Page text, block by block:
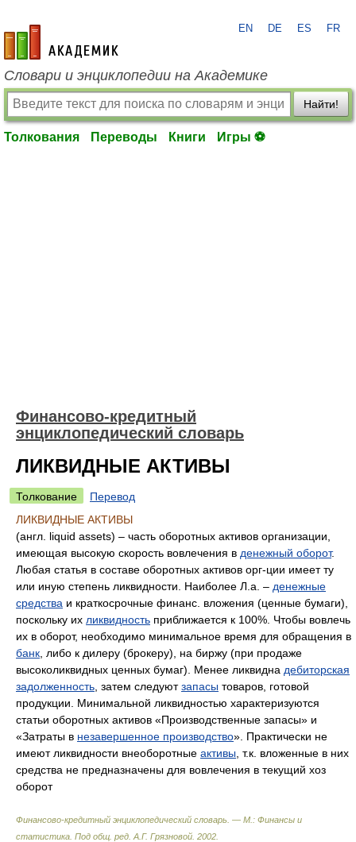
academic.ru
EN DE ES FR
Словари и энциклопедии на Академике
Найти!
Толкования Переводы Книги Игры ⚽
Финансово-кредитный
энциклопедический словарь
ЛИКВИДНЫЕ АКТИВЫ
Толкование
Перевод
ЛИКВИДНЫЕ АКТИВЫ
(англ. liquid assets) – часть оборотных активов организации,
имеющая высокую скорость вовлечения в денежный оборот.
Любая статья в составе оборотных активов орг-ции имеет ту
или иную степень ликвидности. Наиболее Л.а. – денежные
средства и краткосрочные финанс. вложения (ценные бумаги),
поскольку их ликвидность приближается к 100%. Чтобы вовлечь
их в оборот, необходимо минимальное время для обращения в
банк , либо к дилеру (брокеру), на биржу (при продаже
высоколиквидных ценных бумаг). Менее ликвидна дебиторская
задолженность , затем следуютзапасы товаров, готовой
продукции. Минимальной ликвидностью характеризуются
статьи оборотных активов «Производственные запасы» и
«Затраты в незавершенное производство». Практически не
имеют ликвидности внеоборотные активы , т.к. вложенные в них
средства не предназначены для вовлечения в текущий хоз
оборот
Финансово-кредитный энциклопедический словарь. — М.: Финансы и
статистика Под общ. ред. А.Г. Грязновой 2002